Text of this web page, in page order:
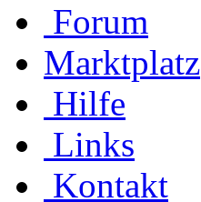
Forum
Marktplatz
Hilfe
Links
Kontakt